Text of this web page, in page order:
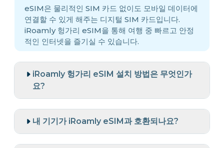
eSIM은 물리적인 SIM 카드 없이도 모바일 데이터에
연결할 수 있게 해주는 디지털 SIM 카드입니다.
iRoamly 헝가리 eSIM을 통해 여행 중 빠르고 안정
적인 인터넷을 즐기실 수 있습니다.
iRoamly 헝가리 eSIM 설치 방법은 무엇인가
요?
내 기기가 iRoamly eSIM과 호환되나요?